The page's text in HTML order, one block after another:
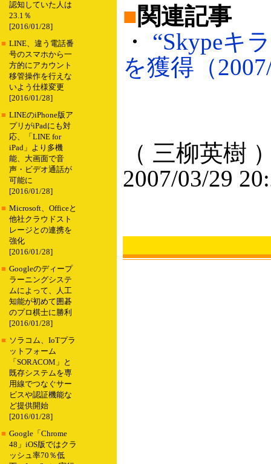
認知していた人は
23.1％
[2016/01/28]
■ LINE、違う電話番
号のスマホから一
方的にアカウント
移管操作を行えな
いよう仕様変更
[2016/01/28]
■ LINEのiPhone版ア
プリがiPadにも対
応、「LINE for
iPad」より多機
能、大画面で音
声・ビデオ通話が
可能に
[2016/01/28]
■ Microsoft、Officeと
他社クラウドスト
レージとの連携を
強化
[2016/01/28]
■ Googleのディープ
ラーニングシステ
ムによって、人工
知能が初めて囲碁
のプロ棋士に勝利
[2016/01/28]
■ ソラコム、IoTプラ
ットフォーム
「SORACOM」と
既存システムを専
用線でつなぐサー
ビスや認証機能な
ど提供開始
[2016/01/28]
■ Google「Chrome
48」iOS版ではクラ
ッシュ率70％低
■関連記事
・ “Skypeキ
を獲得（
（ 三柳英樹
2007/03/29